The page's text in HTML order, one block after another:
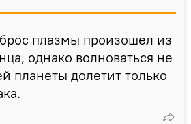
плазмы произошел из
однако волноваться не
планеты долетит только